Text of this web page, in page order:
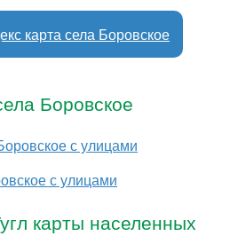
карта села Боровское
Боровское
с улицами
с улицами
карты населенных